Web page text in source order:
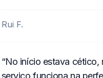
Rui F.
No início estava cético,
serviço funciona na